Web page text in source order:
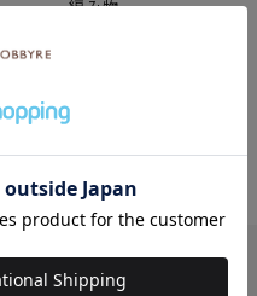
編み物